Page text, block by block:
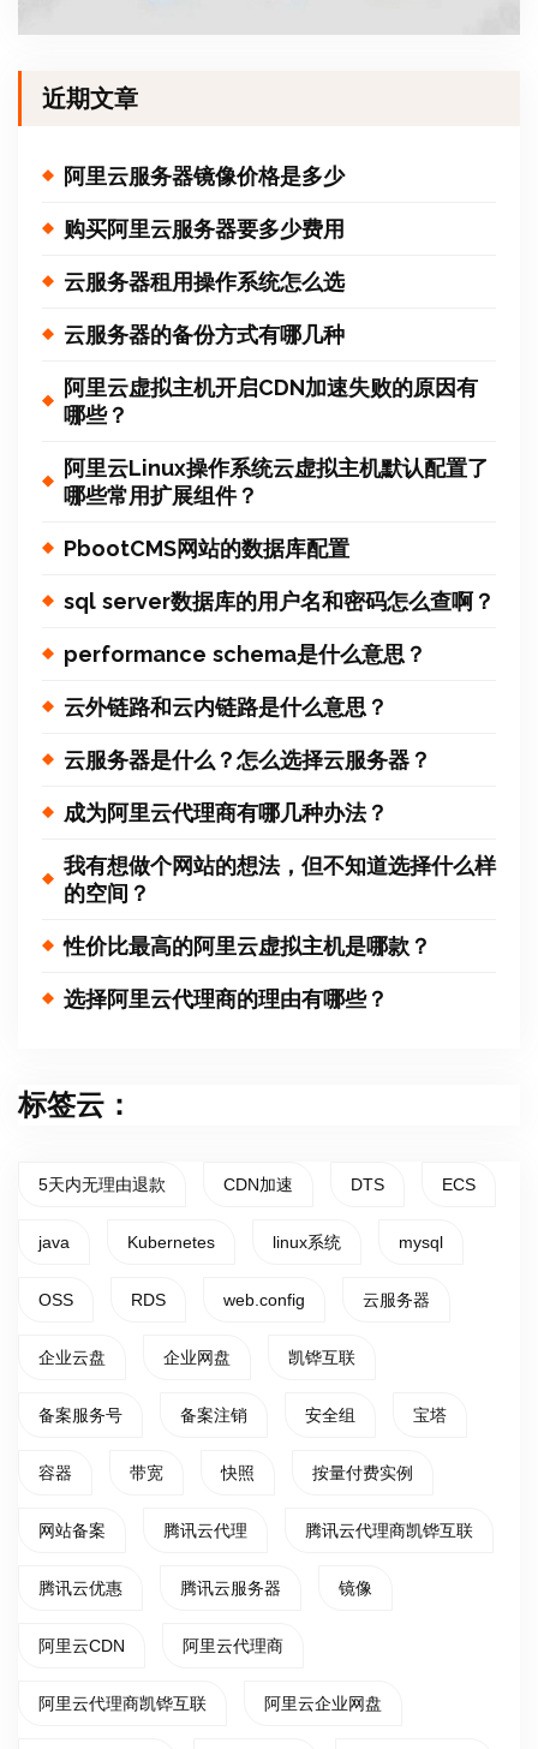
近期文章
阿里云服务器镜像价格是多少
购买阿里云服务器要多少费用
云服务器租用操作系统怎么选
云服务器的备份方式有哪几种
阿里云虚拟主机开启CDN加速失败的原因有
哪些？
阿里云Linux操作系统云虚拟主机默认配置了
哪些常用扩展组件？
PbootCMS网站的数据库配置
sql server数据库的用户名和密码怎么查啊？
performance schema是什么意思？
云外链路和云内链路是什么意思？
云服务器是什么？怎么选择云服务器？
成为阿里云代理商有哪几种办法？
我有想做个网站的想法，但不知道选择什么样
的空间？
性价比最高的阿里云虚拟主机是哪款？
选择阿里云代理商的理由有哪些？
标签云：
5天内无理由退款 CDN加速 DTS ECS
java Kubernetes linux系统 mysql
OSS RDS web.config 云服务器
企业云盘 企业网盘 凯铧互联
备案服务号 备案注销 安全组 宝塔
容器 带宽 快照 按量付费实例
网站备案 腾讯云代理 腾讯云代理商凯铧互联
腾讯云优惠 腾讯云服务器 镜像
阿里云CDN 阿里云代理商
阿里云代理商凯铧互联 阿里云企业网盘